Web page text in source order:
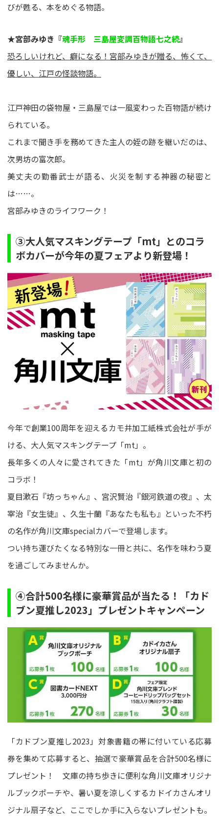
びが甦る、本をめぐる物語。
★宮部みゆき『魂手形 三島屋変調百物語七之続』
恐ろしいけれど、癖になる！宮部みゆきが贈る、怖くて、
優しい、江戸の怪談物語。
江戸神田の袋物屋・三島屋では一風変わった百物語が続け
られている。
これまで聞き手を務めてきた主人の姪の跡を継いだのは、
次男坊の富次郎。
美丈夫の勤番武士が語る、火災を制する神器の秘密と
は……。
宮部みゆきのライフワーク！
③大人気マスキングテープ「mt」とのコラ
ボカバーが今年の夏フェアより新登場！
今年で創業100周年を迎えるカモ井加工紙株式会社が手が
ける、大人気マスキングテープ「mt」。
長年多くの人々に愛されてきた「mt」が角川文庫と初の
コラボ！
夏目漱石『坊っちゃん』、宮沢賢治『銀河鉄道の夜』、太
宰治『女生徒』、久生十蘭『あなたも私も』といった不朽
の名作が角川文庫specialカバーで登場します。
つい持ち運びたくなる特別な一冊と共に、名作を味わう夏
を過ごしてみませんか。
④合計500名様に豪華賞品が当たる！「カド
ブン夏推し2023」プレゼントキャンペーン
「カドブン夏推し2023」対象書籍の帯に付いている応募
券を集めて応募すると、抽選で豪華賞品を合計500名様に
プレゼント！ 文庫の持ち歩きに便利な角川文庫オリジナ
ルブックポーチや、暑い夏を涼しくするカドイカさんオリ
ジナル扇子など、ここでしか手に入らないプレゼントも。